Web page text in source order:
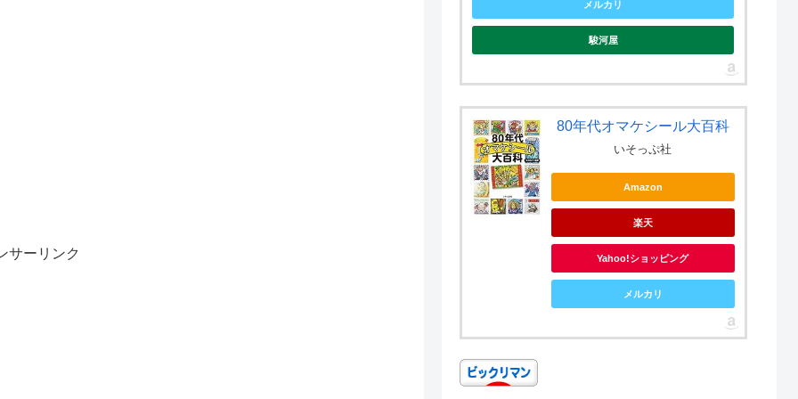
サーリンク
メルカリ
駿河屋
80年代オマケシール大百科
いそっぷ社
Amazon
楽天
Yahoo!ショッピング
メルカリ